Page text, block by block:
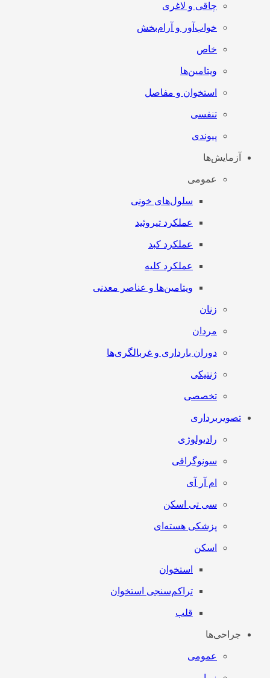
چاقی و لاغری
خواب‌آور و آرام‌بخش
خاص
ویتامین‌ها
استخوان و مفاصل
تنفسی
پیوندی
آزمایش‌ها
عمومی
سلول‌های خونی
عملکرد تیروئید
عملکرد کبد
عملکرد کلیه
ویتامین‌ها و عناصر معدنی
زنان
مردان
دوران بارداری و غربالگری‌ها
ژنتیکی
تخصصی
تصویربرداری
رادیولوژی
سونوگرافی
ام آر آی
سی تی اسکن
پزشکی هسته‌ای
اسکن
استخوان
تراکم‌سنجی استخوان
قلب
جراحی‌ها
عمومی